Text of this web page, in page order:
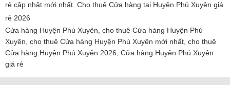
rẻ cập nhật mới nhất. Cho thuê Cửa hàng tại Huyện Phú Xuyên giá
rẻ 2026
Cửa hàng Huyện Phú Xuyên, cho thuê Cửa hàng Huyện Phú
Xuyên, cho thuê Cửa hàng Huyện Phú Xuyên mới nhất, cho thuê
Cửa hàng Huyện Phú Xuyên 2026, Cửa hàng Huyện Phú Xuyên
giá rẻ